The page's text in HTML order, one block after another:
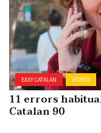
EASY CATALAN VÍDEOS
11 errors
Catalan 90